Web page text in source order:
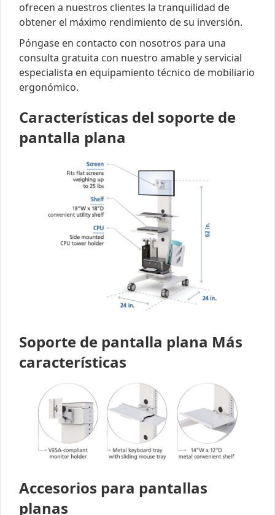
ofrecen a nuestros clientes la tranquilidad de
obtener el máximo rendimiento de su inversión.
Póngase en contacto con nosotros para una
consulta gratuita con nuestro amable y servicial
especialista en equipamiento técnico de mobiliario
ergonómico.
Características del soporte de
pantalla plana
Soporte de pantalla plana Más
características
Accesorios para pantallas
planas